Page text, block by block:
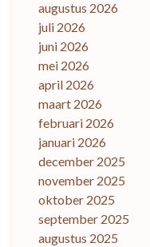
augustus 2026
juli 2026
juni 2026
mei 2026
april 2026
maart 2026
februari 2026
januari 2026
december 2025
november 2025
oktober 2025
september 2025
augustus 2025